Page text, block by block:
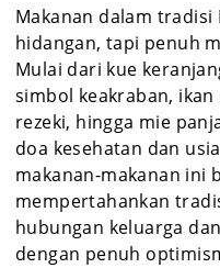
Makanan dalam tradisi
hidangan, tapi penuh
Mulai dari kue
simbol keakraban,
rezeki, hingga mie
doa kesehatan dan
makanan-makanan ini
mempertahankan
hubungan keluarga
dengan penuh